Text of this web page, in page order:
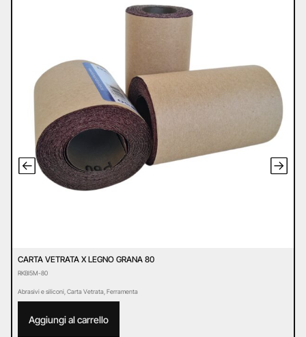
CARTA VETRATA X LEGNO GRANA 80
RKBI5M-80
Abrasivi e siliconi Carta Vetrata Ferramenta
Aggiungi al carrello